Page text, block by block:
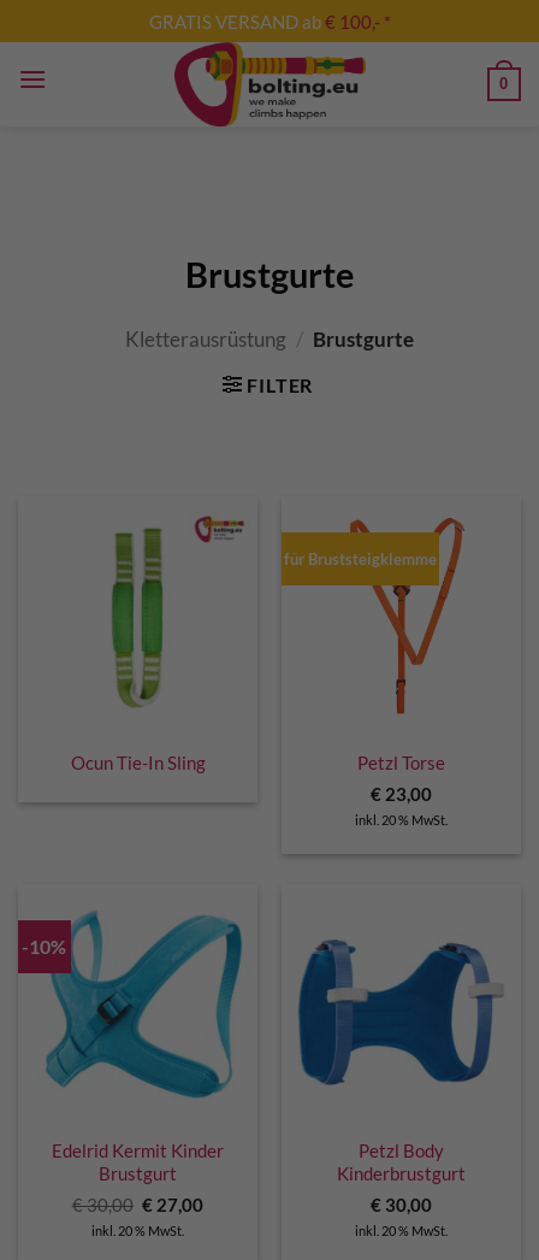
Inhalt
springen
GRATIS VERSAND ab€ 100,- *
0
Brustgurte
Kletterausrüstung / Brustgurte
FILTER
Ocun Tie-In Sling
für Bruststeigklemme
Petzl Torse
€ 23,00
inkl. 20 % MwSt.
-10%
Edelrid Kermit Kinder
Brustgurt
€30,00 Ursprünglicher
Preis
war:
€ 27,00Aktueller
inkl. 20 % MwSt.
Petzl Body
Kinderbrustgurt
€ 30,00
inkl. 20 % MwSt.